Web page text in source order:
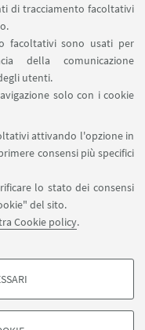
di tracciamento facoltativi
facoltativi sono usati per
della comunicazione
utenti.
solo con i cookie
attivando l'opzione in
consensi più specifici
lo stato dei consensi
del sito.
Cookie policy.
CHIMIND
SU:
- Università di